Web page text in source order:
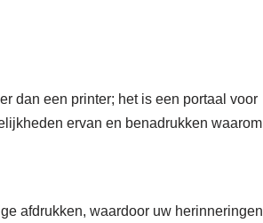
dan een printer; het is een portaal voor
ervan en benadrukken waarom
afdrukken, waardoor uw herinneringen